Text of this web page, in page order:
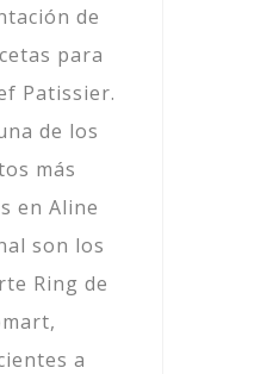
de
para
Patissier.
de los
más
en Aline
son los
Ring de
a